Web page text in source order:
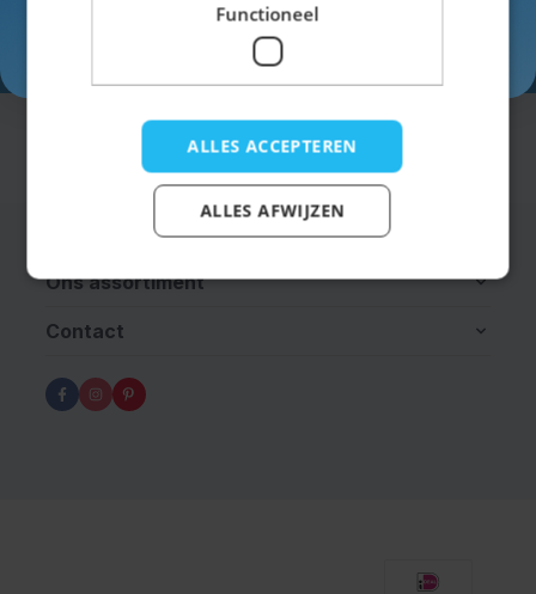
Klantenservice
Ons assortiment
Contact
Functioneel
ALLES ACCEPTEREN
ALLES AFWIJZEN
Inschrijven